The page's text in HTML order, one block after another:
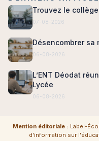
Trouvez le
07-08-2026
Désencombrer sa
06-08-2026
L’ENT Déodat
Lycée
06-08-2026
Mention éditoriale : Label-
d'information sur